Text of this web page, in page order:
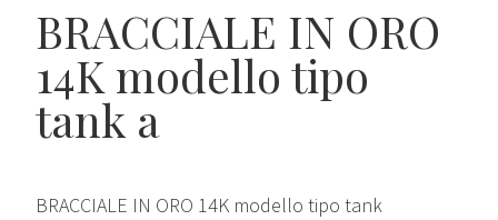
BRACCIALE IN ORO
14K modello tipo
tank a
BRACCIALE IN ORO 14K modello tipo tank